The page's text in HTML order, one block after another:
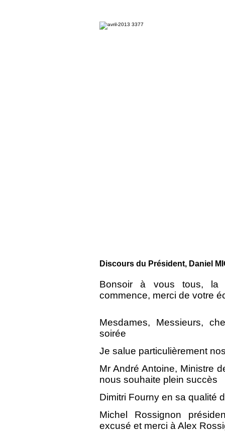
Discours du Président, Daniel
Bonsoir à vous tous, la
commence, merci de votre
Mesdames, Messieurs,
soirée
Je salue particulièrement
Mr André Antoine, Ministre
nous souhaite plein succès
Dimitri Fourny en sa qualité
Michel Rossignon
excusé et merci à Alex